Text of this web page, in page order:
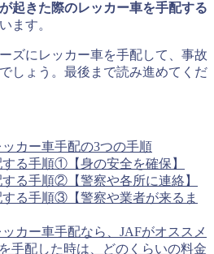
起きた際のレッカー車を手配する
ます。
ズにレッカー車を手配して、事故
しょう。最後まで読み進めてくだ
カー車手配の3つの手順
る手順①【身の安全を確保】
る手順②【警察や各所に連絡】
る手順③【警察や業者が来るま
カー車手配なら、JAFがオススメ
手配した時は、どのくらいの料金